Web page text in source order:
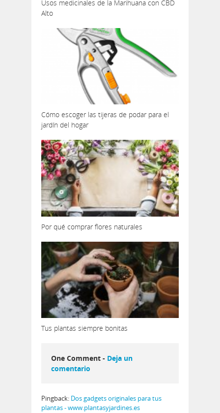
Usos medicinales de la Marihuana con CBD
Alto
Cómo escoger las tijeras de podar para el
jardín del hogar
Por qué comprar flores naturales
Tus plantas siempre bonitas
One Comment - Deja un
comentario
Pingback: Dos gadgets originales para tus
plantas - www.plantasyjardines.es